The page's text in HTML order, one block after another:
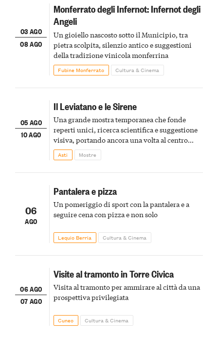
03 AGO
08 AGO
Monferrato degli Infernot: Infernot degli
Angeli
Un gioiello nascosto sotto il Municipio, tra
pietra scolpita, silenzio antico e suggestioni
della tradizione vinicola monferrina
Fubine Monferrato Cultura & Cinema
05 AGO
10 AGO
Il Leviatano e le Sirene
Una grande mostra temporanea che fonde
reperti unici, ricerca scientifica e suggestione
visiva, portando ancora una volta al centro
della scena le meraviglie del passato astigiano
Asti Mostre
06
AGO
Pantalera e pizza
Un pomeriggio di sport con la pantalera e a
seguire cena con pizza e non solo
Lequio Berria Cultura & Cinema
06 AGO
07 AGO
Visite al tramonto in Torre Civica
Visita al tramonto per ammirare al città da una
prospettiva privilegiata
Cuneo Cultura & Cinema